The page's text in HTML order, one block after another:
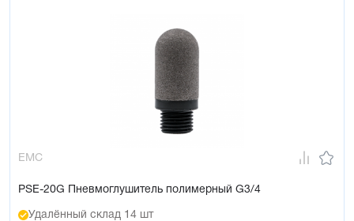
EMC
PSE-20G Пневмоглушитель полимерный G3/4
Удалённый склад 14 шт